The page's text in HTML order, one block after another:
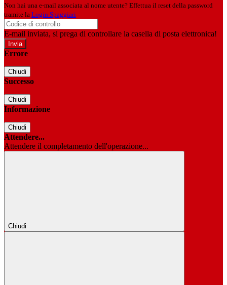
Non hai una e-mail associata al nome utente? Effettua il reset della password
tramite la Login Spaggiari
E-mail inviata, si prega di controllare la casella di posta elettronica!
Errore
Chiudi
Successo
Chiudi
Informazione
Chiudi
Attendere...
Attendere il completamento dell'operazione...
Chiudi